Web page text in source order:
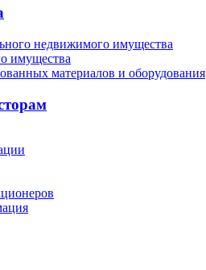
недвижимого имущества
имущества
материалов и оборудования